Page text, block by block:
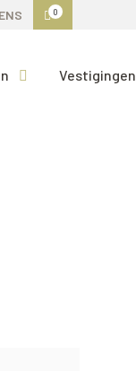
0
Vestigingen